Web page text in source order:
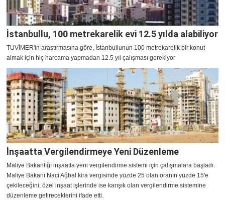
İstanbullu, 100 metrekarelik evi 12.5 yılda alabiliyor
TUVİMER'in araştırmasına göre, İstanbullunun 100 metrekarelik bir konut
almak için hiç harcama yapmadan 12.5 yıl çalışması gerekiyor
İnşaatta Vergilendirmeye Yeni Düzenleme
Maliye Bakanlığı inşaatta yeni vergilendirme sistemi için çalışmalara başladı.
Maliye Bakanı Naci Ağbal kira vergisinde yüzde 25 olan oranın yüzde 15'e
çekileceğini, özel inşaat işlerinde ise karışık olan vergilendirme sistemine
düzenleme getireceklerini ifade etti.